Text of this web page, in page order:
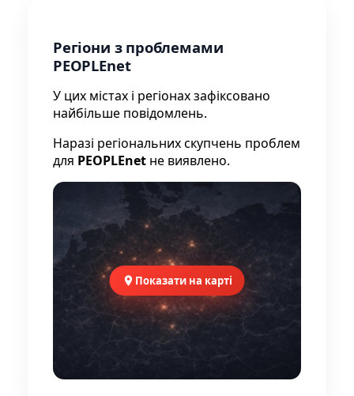
Регіони з проблемами
PEOPLEnet
У цих містах і регіонах зафіксовано
найбільше повідомлень.
Наразі регіональних скупчень проблем
для PEOPLEnet не виявлено.
Показати на карті